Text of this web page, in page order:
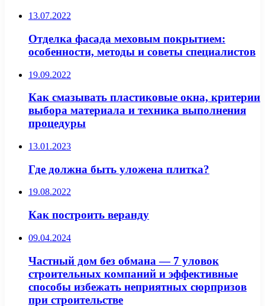
13.07.2022
Отделка фасада меховым покрытием:
особенности, методы и советы специалистов
19.09.2022
Как смазывать пластиковые окна, критерии
выбора материала и техника выполнения
процедуры
13.01.2023
Где должна быть уложена плитка?
19.08.2022
Как построить веранду
09.04.2024
Частный дом без обмана — 7 уловок
строительных компаний и эффективные
способы избежать неприятных сюрпризов
при строительстве